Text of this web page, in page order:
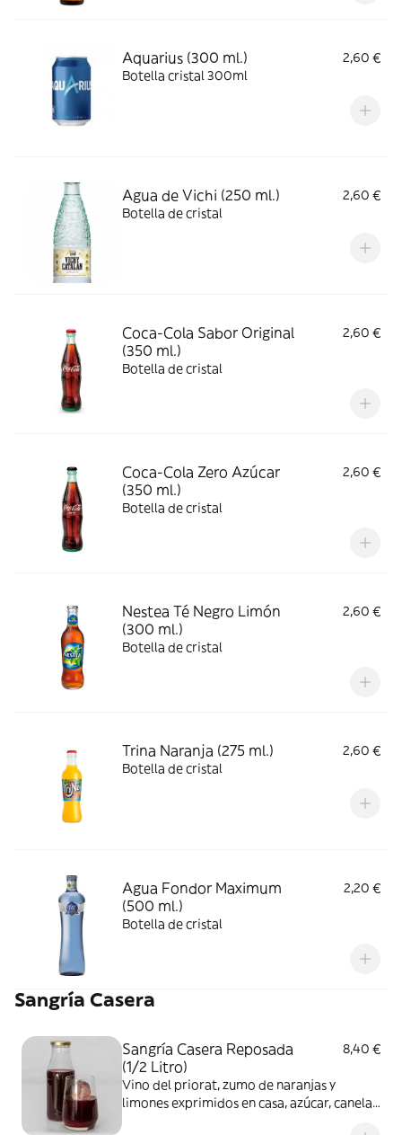
Aquarius (300 ml.)
2,60 €
Botella cristal 300ml
Agua de Vichi (250 ml.)
2,60 €
Botella de cristal
Coca-Cola Sabor Original
(350 ml.)
2,60 €
Botella de cristal
Coca-Cola Zero Azúcar
(350 ml.)
2,60 €
Botella de cristal
Nestea Té Negro Limón
(300 ml.)
2,60 €
Botella de cristal
Trina Naranja (275 ml.)
2,60 €
Botella de cristal
Agua Fondor Maximum
(500 ml.)
2,20 €
Botella de cristal
Sangría Casera
Sangría Casera Reposada
(1/2 Litro)
8,40 €
Vino del priorat, zumo de naranjas y
limones exprimidos en casa, azúcar, canela